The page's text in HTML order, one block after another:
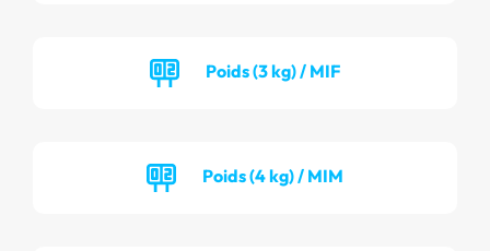
Poids (3 kg) / MIF
Poids (4 kg) / MIM